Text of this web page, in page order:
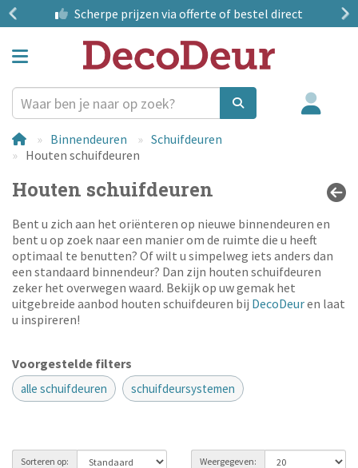
Scherpe prijzen via offerte of bestel direct
Binnendeuren
Schuifdeuren
Houten schuifdeuren
Houten schuifdeuren
Bent u zich aan het oriënteren op nieuwe binnendeuren en
bent u op zoek naar een manier om de ruimte die u heeft
optimaal te benutten? Of wilt u simpelweg iets anders dan
een standaard binnendeur? Dan zijn houten schuifdeuren
zeker het overwegen waard. Bekijk op uw gemak het
uitgebreide aanbod houten schuifdeuren bij DecoDeuren laat
u inspireren!
Voorgestelde filters
alle schuifdeuren schuifdeursystemen
Sorteren op: Weergegeven: